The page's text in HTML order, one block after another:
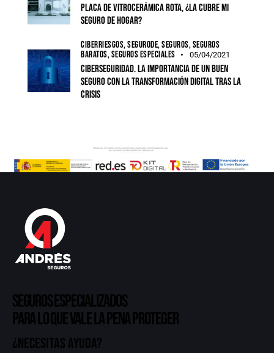
Placa de vitrocerámica rota, ¿la cubre mi
seguro de hogar?
CIBERRIESGOS,SEGURODE,SEGUROS,SEGUROS
BARATOS,SEGUROS ESPECIALES 05/04/2021
Ciberseguridad. La importancia de un buen
seguro con la transformación digital tras la
crisis
Seguros especializados
para lo que vale la pena proteger
¿Necesitas ayuda?